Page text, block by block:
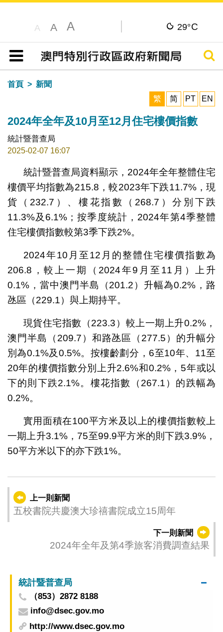
A A A 29°C
目錄
搜尋
首頁
新聞
繁
简 PT EN
2024年全年及10月至12月住宅樓價指數
統計暨普查局
2025-02-07 16:07
統計暨普查局資料顯示，2024年全年整體住宅
樓價平均指數為215.8，較2023年下跌11.7%，現
貨（232.7）、樓花指數（268.7）分別下跌
11.3%及6.1%；按季度統計，2024年第4季整體
住宅樓價指數較第3季下跌2%。
2024年10月至12月的整體住宅樓價指數為
206.8，較上一期（2024年9月至11月）上升
0.1%，當中澳門半島（201.2）升幅為0.2%，路
氹區（229.1）與上期持平。
現貨住宅指數（223.3）較上一期上升0.2%，
澳門半島（209.7）和路氹區（277.5）的升幅分
別為0.1%及0.5%。按樓齡劃分，6至10年、11至
20年的樓價指數分別上升2.6%和0.2%，5年或以
下的則下跌2.1%。樓花指數（267.1）的跌幅為
0.2%。
實用面積在100平方米及以上的樓價指數較上
一期上升3.1%，75至99.9平方米的則下跌3.9%，
50平方米以下的亦下跌1%。
上一則新聞
五校書院共慶澳大珍禧書院成立15周年
下一則新聞
2024年全年及第4季旅客消費調查結果
統計暨普查局
（853）2872 8188
info@dsec.gov.mo
http://www.dsec.gov.mo